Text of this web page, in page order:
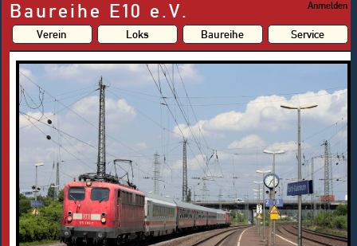
Baureihe E10 e.V. Anmelden
Verein Loks Baureihe Service